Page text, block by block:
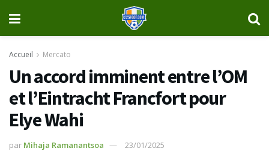
Accueil Mercato
Un accord imminent entre l’OM
et l’Eintracht Francfort pour
Elye Wahi
par Mihaja Ramanantsoa 23/01/2025